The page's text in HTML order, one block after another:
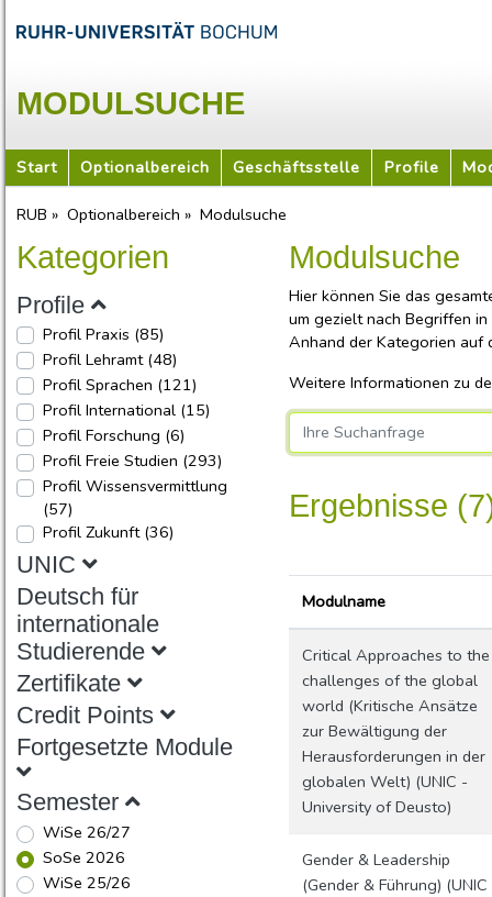
MODULSUCHE
Start Optionalbereich Geschäftsstelle Profile
RUB » Optionalbereich » Modulsuche
Kategorien
Profile
Profil Praxis (85)
Profil Lehramt (48)
Profil Sprachen (121)
Profil International (15)
Profil Forschung (6)
Profil Freie Studien (293)
Profil Wissensvermittlung
(57)
Profil Zukunft (36)
UNIC
Deutsch für
internationale
Studierende
Zertifikate
Credit Points
Fortgesetzte Module
Semester
WiSe 26/27
SoSe 2026
WiSe 25/26
Modulsuche
Hier können Sie das
um gezielt nach Begriffen
Anhand der Kategorien auf
Weitere Informationen zu
Username
Ergebnisse
Modulname
Critical Approaches to the
challenges of the global
world (Kritische Ansätze
zur Bewältigung der
Herausforderungen in der
globalen Welt) (UNIC -
University of Deusto)
Gender & Leadership
(Gender & Führung) (UNIC